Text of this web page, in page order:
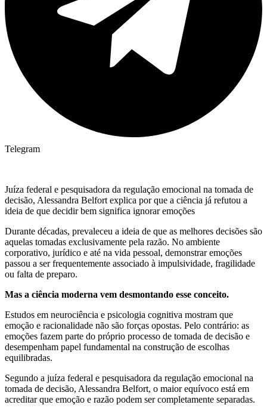
Telegram
Juíza federal e pesquisadora da regulação emocional na tomada de
decisão, Alessandra Belfort explica por que a ciência já refutou a
ideia de que decidir bem significa ignorar emoções
Durante décadas, prevaleceu a ideia de que as melhores decisões são
aquelas tomadas exclusivamente pela razão. No ambiente
corporativo, jurídico e até na vida pessoal, demonstrar emoções
passou a ser frequentemente associado à impulsividade, fragilidade
ou falta de preparo.
Mas a ciência moderna vem desmontando esse conceito.
Estudos em neurociência e psicologia cognitiva mostram que
emoção e racionalidade não são forças opostas. Pelo contrário: as
emoções fazem parte do próprio processo de tomada de decisão e
desempenham papel fundamental na construção de escolhas
equilibradas.
Segundo a juíza federal e pesquisadora da regulação emocional na
tomada de decisão, Alessandra Belfort, o maior equívoco está em
acreditar que emoção e razão podem ser completamente separadas.